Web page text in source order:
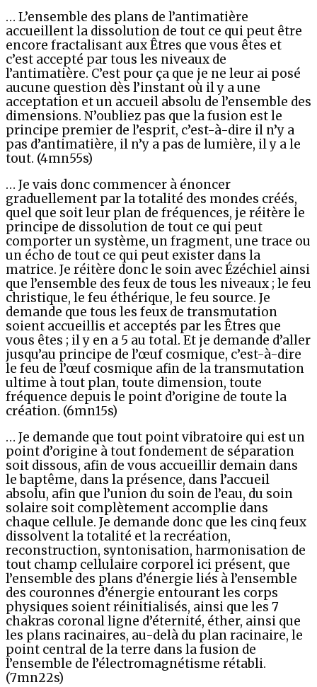
… L’ensemble des plans de l’antimatière
accueillent la dissolution de tout ce qui peut être
encore fractalisant aux Êtres que vous êtes et
c’est accepté par tous les niveaux de
l’antimatière. C’est pour ça que je ne leur ai posé
aucune question dès l’instant où il y a une
acceptation et un accueil absolu de l’ensemble des
dimensions. N’oubliez pas que la fusion est le
principe premier de l’esprit, c’est-à-dire il n’y a
pas d’antimatière, il n’y a pas de lumière, il y a le
tout. (4mn55s)
… Je vais donc commencer à énoncer
graduellement par la totalité des mondes créés,
quel que soit leur plan de fréquences, je réitère le
principe de dissolution de tout ce qui peut
comporter un système, un fragment, une trace ou
un écho de tout ce qui peut exister dans la
matrice. Je réitère donc le soin avec Ézéchiel ainsi
que l’ensemble des feux de tous les niveaux ; le feu
christique, le feu éthérique, le feu source. Je
demande que tous les feux de transmutation
soient accueillis et acceptés par les Êtres que
vous êtes ; il y en a 5 au total. Et je demande d’aller
jusqu’au principe de l’œuf cosmique, c’est-à-dire
le feu de l’œuf cosmique afin de la transmutation
ultime à tout plan, toute dimension, toute
fréquence depuis le point d’origine de toute la
création. (6mn15s)
… Je demande que tout point vibratoire qui est un
point d’origine à tout fondement de séparation
soit dissous, afin de vous accueillir demain dans
le baptême, dans la présence, dans l’accueil
absolu, afin que l’union du soin de l’eau, du soin
solaire soit complètement accomplie dans
chaque cellule. Je demande donc que les cinq feux
dissolvent la totalité et la recréation,
reconstruction, syntonisation, harmonisation de
tout champ cellulaire corporel ici présent, que
l’ensemble des plans d’énergie liés à l’ensemble
des couronnes d’énergie entourant les corps
physiques soient réinitialisés, ainsi que les 7
chakras coronal ligne d’éternité, éther, ainsi que
les plans racinaires, au-delà du plan racinaire, le
point central de la terre dans la fusion de
l’ensemble de l’électromagnétisme rétabli.
(7mn22s)